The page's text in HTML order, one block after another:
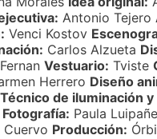
Antonio Tejero
Venci Kostov
Carlos Alzueta
Vestuario: Tviste
Herrero Diseño
Técnico de iluminación
Fotografía: Paula
Cuervo Producción: